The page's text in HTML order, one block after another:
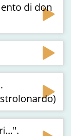
di don